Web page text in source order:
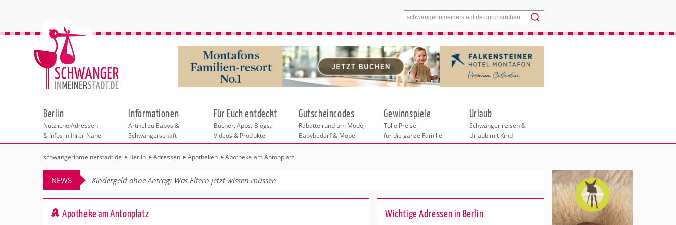
Menü
Berlin
Nützliche Adressen
& Infos in Ihrer Nähe
Städteauswahl
Adressen
Hebammen
Geburtshäuser
Frauenärzte
Behördengänge &
Checklisten
Beratungsstellen
Kinderwunschzentren in Köln
Schwangerschaftskurse
Erste Hilfe & Beratung
Rückbildung
Shopping
Wellness & Gesundheit
Fotografie & Dienstleistungen
Informationen
Artikel zu Babys &
Schwangerschaft
Für Euch entdeckt
Bücher, Apps, Blogs,
Videos & Produkte
Gutscheincodes
Rabatte rund um Mode,
Babybedarf & Möbel
Gewinnspiele
Tolle Preise
für die ganze Familie
Urlaub
Schwanger reisen &
Urlaub mit Kind
schwangerinmeinerstadt.de Berlin Adressen Apotheken Apotheke am Antonplatz
NEWS Kindergeld ohne Antrag: Was Eltern jetzt wissen müssen
Apotheke am Antonplatz Wichtige Adressen in Berlin